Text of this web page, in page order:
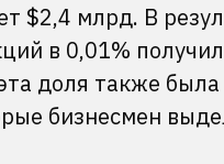
$2,4 млрд. В
в 0,01%
доля также была
бизнесмен